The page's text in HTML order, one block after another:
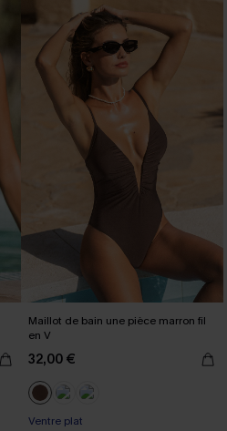
Maillot de bain une pièce marron fil
en V
32,00 €
Ventre plat